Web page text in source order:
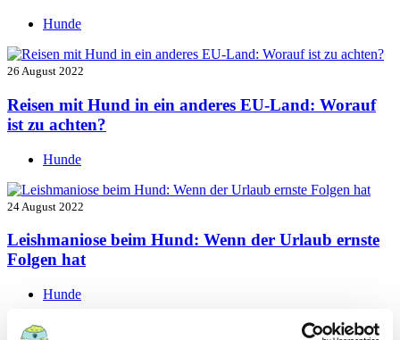
Hunde
26 August 2022
Reisen mit Hund in ein anderes EU-Land: Worauf
ist zu achten?
Hunde
24 August 2022
Leishmaniose beim Hund: Wenn der Urlaub ernste
Folgen hat
Hunde